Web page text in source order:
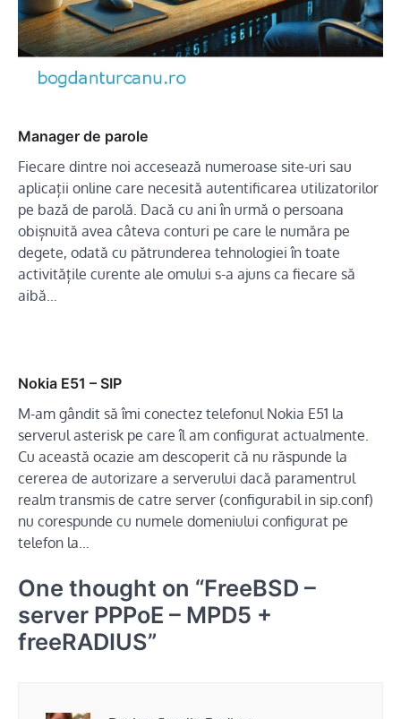
Manager de parole
Fiecare dintre noi accesează numeroase site-uri sau
aplicații online care necesită autentificarea utilizatorilor
pe bază de parolă. Dacă cu ani în urmă o persoana
obișnuită avea câteva conturi pe care le număra pe
degete, odată cu pătrunderea tehnologiei în toate
activitățile curente ale omului s-a ajuns ca fiecare să
aibă…
Nokia E51 – SIP
M-am gândit să îmi conectez telefonul Nokia E51 la
serverul asterisk pe care îl am configurat actualmente.
Cu această ocazie am descoperit că nu răspunde la
cererea de autorizare a serverului dacă paramentrul
realm transmis de catre server (configurabil in sip.conf)
nu corespunde cu numele domeniului configurat pe
telefon la…
One thought on “FreeBSD –
server PPPoE – MPD5 +
freeRADIUS”